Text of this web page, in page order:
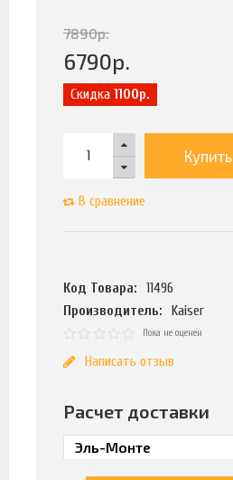
7890р.
6790р.
Скидка 1100р.
Купить
В сравнение
Код Товара:
11496
Производитель:
Kaiser
Пока не оценен
Написать отзыв
Расчет доставки